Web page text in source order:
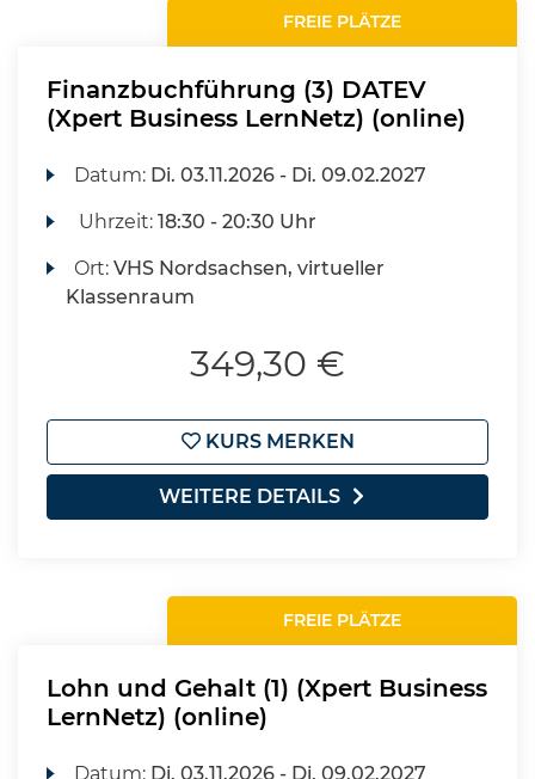
FREIE PLÄTZE
Finanzbuchführung (3) DATEV
(Xpert Business LernNetz) (online)
Datum: Di. 03.11.2026 - Di. 09.02.2027
Uhrzeit:18:30 - 20:30 Uhr
Ort:VHS Nordsachsen, virtueller
Klassenraum
349,30 €
KURS MERKEN
WEITERE DETAILS
FREIE PLÄTZE
Lohn und Gehalt (1) (Xpert Business
LernNetz) (online)
Datum: Di. 03.11.2026 - Di. 09.02.2027